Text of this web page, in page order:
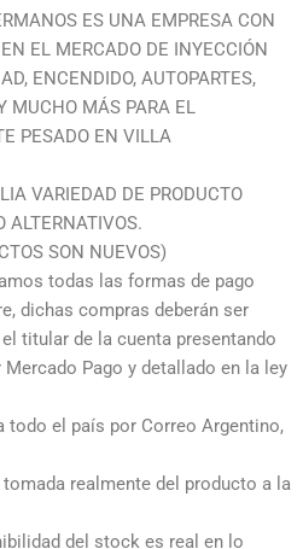
ES UNA EMPRESA CON
EL MERCADO DE INYECCIÓN
ENCENDIDO, AUTOPARTES,
MUCHO MÁS PARA EL
PESADO EN VILLA
VARIEDAD DE PRODUCTO
ALTERNATIVOS.
SON NUEVOS)
todas las formas de pago
dichas compras deberán ser
titular de la cuenta presentando
Pago y detallado en la ley
todo el país por Correo Argentino,
tomada realmente del producto a la
del stock es real en lo